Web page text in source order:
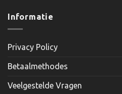
Informatie
Privacy Policy
Betaalmethodes
Veelgestelde Vragen